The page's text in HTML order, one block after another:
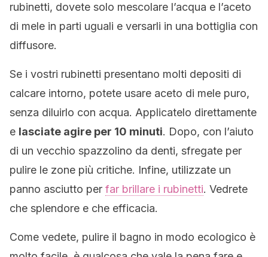
rubinetti, dovete solo mescolare l’acqua e l’aceto
di mele in parti uguali e versarli in una bottiglia con
diffusore.
Se i vostri rubinetti presentano molti depositi di
calcare intorno, potete usare aceto di mele puro,
senza diluirlo con acqua. Applicatelo direttamente
e lasciate agire per 10 minuti. Dopo, con l’aiuto
di un vecchio spazzolino da denti, sfregate per
pulire le zone più critiche. Infine, utilizzate un
panno asciutto per far brillare i rubinetti. Vedrete
che splendore e che efficacia.
Come vedete, pulire il bagno in modo ecologico è